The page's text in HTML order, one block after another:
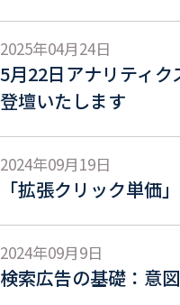
2025年04月24日
5月22日アナリティ
登壇いたします
2024年09月19日
「拡張クリック単価
2024年09月9日
検索広告の基礎：意